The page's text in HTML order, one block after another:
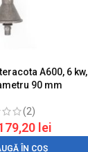
A600, 6 kw,
90 mm
(2)
lei
ÎN COȘ